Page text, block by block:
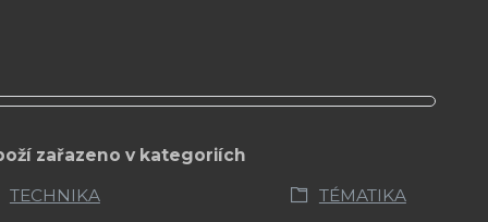
zařazeno v kategoriích
TECHNIKA
TÉMATIKA